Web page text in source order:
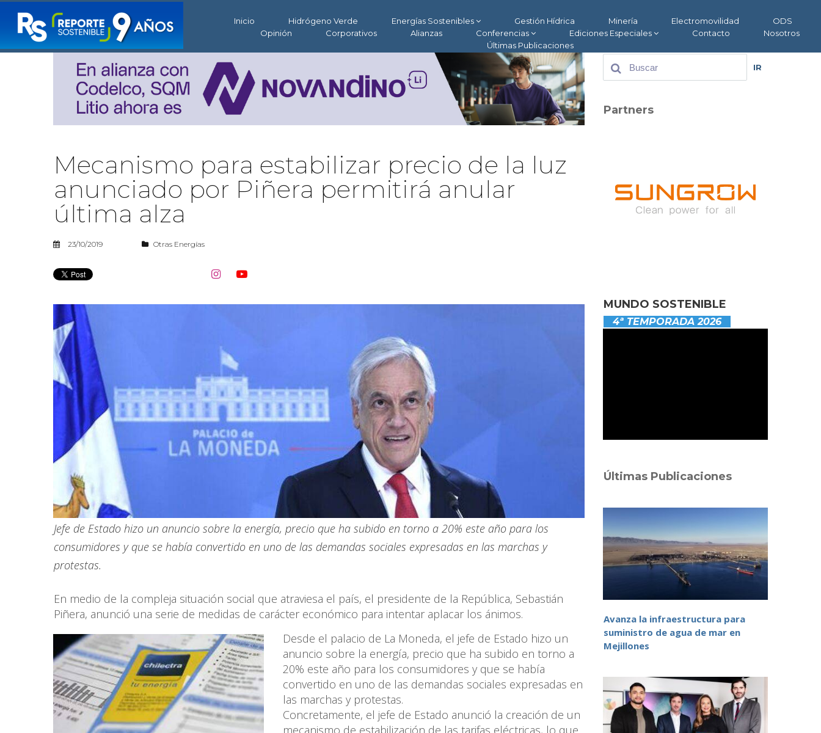
Inicio Hidrógeno Verde Energías Sostenibles Gestión Hídrica Minería Electromovilidad
ODS
Opinión
Corporativos Alianzas Conferencias Ediciones Especiales Contacto
Nosotros
Últimas Publicaciones
Mecanismo para estabilizar precio de la luz
anunciado por Piñera permitirá anular
última alza
23/10/2019 Otras Energías
 
Jefe de Estado hizo un anuncio sobre la energía, precio que ha subido en torno a 20% este año para los
consumidores y que se había convertido en uno de las demandas sociales expresadas en las marchas y
protestas.
En medio de la compleja situación social que atraviesa el país, el presidente de la República, Sebastián
Piñera, anunció una serie de medidas de carácter económico para intentar aplacar los ánimos.
Desde el palacio de La Moneda, el jefe de Estado hizo un
anuncio sobre la energía, precio que ha subido en torno a
20% este año para los consumidores y que se había
convertido en uno de las demandas sociales expresadas en
las marchas y protestas.
Concretamente, el jefe de Estado anunció la creación de un
mecanismo de estabilización de las tarifas eléctricas, lo que
IR
Partners
MUNDO SOSTENIBLE
4ª TEMPORADA 2026
Últimas Publicaciones
Avanza la infraestructura para
suministro de agua de mar en
Mejillones